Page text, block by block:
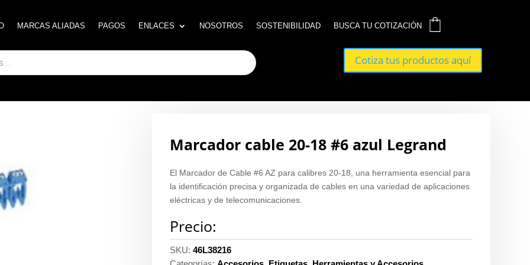
MARCAS ALIADAS PAGOS ENLACES NOSOTROS SOSTENIBILIDAD BUSCA TU COTIZACIÓN
Cotiza tus productos aquí
MARCAS ALIADAS PAGOS ENLACES NOSOTROS SOSTENIBILIDAD BUSCA TU COTIZACIÓN
Cotiza tus productos aquí
Marcador cable 20-18 #6 azul Legrand
El Marcador de Cable #6 AZ para calibres 20-18, una herramienta esencial para
la identificación precisa y organizada de cables en una variedad de aplicaciones
eléctricas y de telecomunicaciones.
Precio:
SKU:46L38216